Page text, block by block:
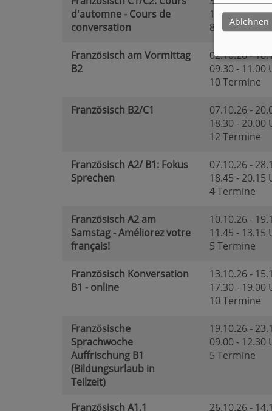
d'automne - Cours de
conversation
17.00 - 18.30
8 Termine
Französisch am Vormittag
B2
02.10.26 -
09.30 - 11.00
10 Termine
Französisch B2/C1
07.10.26 -
18.30 - 20.00
12 Termine
Französisch A2/ B1: Fokus
Sprechen
07.10.26 -
18.45 - 20.15
4 Termine
Französisch A2 am
Samstag - Améliorez votre
français!
10.10.26 -
11.45 - 13.15
5 Termine
Französisch Konversation
B1 - online
13.10.26 -
17.30 - 19.00
10 Termine
Französische
Sprachwoche
Auffrischung B1
(Bildungsurlaub in
Teilzeit)
19.10.26 -
09.00 - 12.30
5 Termine
Französisch A1.1
26.10.26 -
Ablehnen